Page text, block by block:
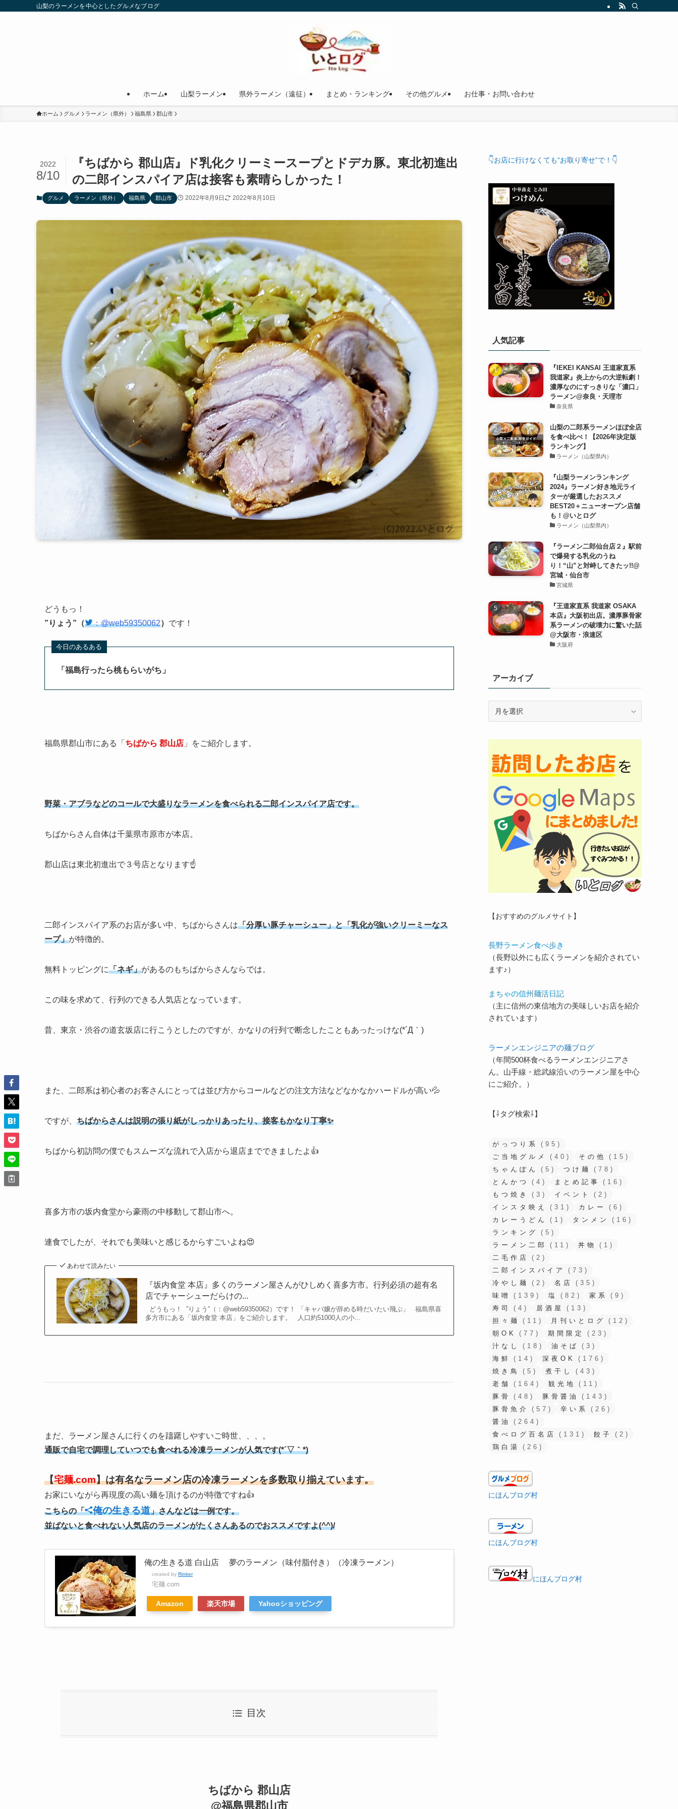
山梨のラーメンを中心としたグルメなブログ
ホーム 山梨ラーメン 県外ラーメン（遠征） まとめ・ランキング その他グルメ お仕事・お問い合わせ
ホーム グルメ ラーメン（県外） 福島県 郡山市
『ちばから 郡山店』ド乳化クリーミースープとドデカ豚。東北初進出
の二郎インスパイア店は接客も素晴らしかった！
2022
8/10
グルメ ラーメン（県外） 福島県 郡山市 2022年8月9日 2022年8月10日
どうもっ！
”りょう”（
：@web59350062） です！
「福島行ったら桃もらいがち 」
福島県郡山市にある「 ちばから 郡山店 」をご紹介します。
野菜・アブラなどのコールで大盛りなラーメンを食べられる二郎インスパイア店です。
ちばからさん自体は千葉県市原市が本店。
郡山店は東北初進出で３号店となります☝
二郎インスパイア系のお店が多い中、ちばからさんは「分厚い豚チャーシュー」と「乳化が強いクリーミーなス
ープ」が特徴的。
無料トッピングに「ネギ」があるのもちばからさんならでは。
この味を求めて、行列のできる人気店となっています。
昔、東京・渋谷の道玄坂店に行こうとしたのですが、かなりの行列で断念したこともあったっけな(*´Д｀)
また、二郎系は初心者のお客さんにとっては並び方からコールなどの注文方法などなかなかハードルが高い💦
ですが、 ちばからさんは説明の張り紙がしっかりあったり、接客もかなり丁寧✨
ちばから初訪問の僕でもスムーズな流れで入店から退店までできましたよ👍
喜多方市の坂内食堂から豪雨の中移動して郡山市へ。
連食でしたが、それでも美味いと感じるからすごいよね😍
あわせて読みたい
『坂内食堂 本店』多くのラーメン屋さんがひしめく喜多方市。行列必須の超有名
店でチャーシューだらけの...
どうもっ！ ”りょう”（：@web59350062）です！ 「キャバ嬢が辞める時だいたい飛ぶ」 福島県喜
多方市にある「坂内食堂 本店」をご紹介します。 人口約51000人の小...
まだ、ラーメン屋さんに行くのを躊躇しやすいご時世、、、。
通販で自宅で調理していつでも食べれる冷凍ラーメンが人気です(*´▽｀*)
【宅麺.com】は有名なラーメン店の冷凍ラーメンを多数取り揃えています。
お家にいながら再現度の高い麺を頂けるのが特徴ですね👍
こちらの「
俺の生きる道」さんなどは一例です。
並ばないと食べれない人気店のラーメンがたくさんあるのでおススメですよ(^^)/
俺の生きる道 白山店 夢のラーメン（味付脂付き）（冷凍ラーメン）
created by Rinker
宅麺.com
Amazon 楽天市場 Yahooショッピング
目次
ちばから 郡山店
@福島県郡山市
👇お店に行けなくても“お取り寄せ”で！👇
人気記事
『IEKEI KANSAI 王道家直系
我道家』炎上からの大逆転劇！
濃厚なのにすっきりな「濃口」
ラーメン@奈良・天理市
奈良県
山梨の二郎系ラーメンほぼ全店
を食べ比べ！【2026年決定版
ランキング】
ラーメン（山梨県内）
『山梨ラーメンランキング
2024』ラーメン好き地元ライ
ターが厳選したおススメ
BEST20＋ニューオープン店舗
も！@いとログ
ラーメン（山梨県内）
『ラーメン二郎仙台店２』駅前
で爆発する乳化のうね
り！“山”と対峙してきたッ!!@
宮城・仙台市
宮城県
『王道家直系 我道家 OSAKA
本店』大阪初出店。濃厚豚骨家
系ラーメンの破壊力に驚いた話
@大阪市・浪速区
大阪府
アーカイブ
イ
【おすすめのグルメサイト】
長野ラーメン食べ歩き
（長野以外にも広くラーメンを紹介されてい
ます♪）
まちゃの信州麺活日記
（主に信州の東信地方の美味しいお店を紹介
されています）
ラーメンエンジニアの麺ブログ
（年間500杯食べるラーメンエンジニアさ
ん。山手線・総武線沿いのラーメン屋を中心
にご紹介。）
【⇩タグ検索⇩】
がっつり系
(95)
ご当地グルメ
(40) その他
(15)
ちゃんぽん
(5) つけ麺
(78)
とんかつ
(4) まとめ記事
(16)
もつ焼き
(3) イベント
(2)
インスタ映え
(31) カレー
(6)
カレーうどん
(1) タンメン
(16)
ランキング
(5)
ラーメン二郎
(11) 丼物
(1)
二毛作店
(2)
二郎インスパイア
(73)
冷やし麺
(2) 名店
(35)
味噌
(139) 塩 (82) 家系
(9)
寿司
(4) 居酒屋
(13)
担々麺
(11) 月刊いとログ
(12)
朝OK
(77) 期間限定
(23)
汁なし
(18) 油そば
(3)
海鮮
(14) 深夜OK
(176)
焼き鳥
(5) 煮干し
(43)
老舗
(164) 観光地
(11)
豚骨
(48) 豚骨醤油
(143)
豚骨魚介
(57) 辛い系
(26)
醤油
(264)
食べログ百名店
(131) 餃子
(2)
鶏白湯
(26)
にほんブログ村
にほんブログ村
にほんブログ村